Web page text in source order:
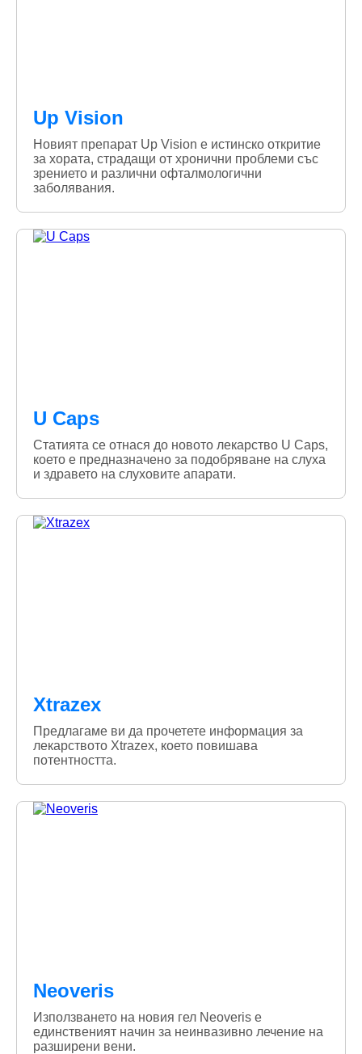
Up Vision
Новият препарат Up Vision е истинско откритие
за хората, страдащи от хронични проблеми със
зрението и различни офталмологични
заболявания.
U Caps
Статията се отнася до новото лекарство U Caps,
което е предназначено за подобряване на слуха
и здравето на слуховите апарати.
Xtrazex
Предлагаме ви да прочетете информация за
лекарството Xtrazex, което повишава
потентността.
Neoveris
Използването на новия гел Neoveris е
единственият начин за неинвазивно лечение на
разширени вени.